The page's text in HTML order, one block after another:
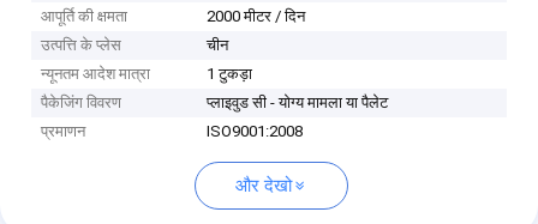
आपूर्ति की क्षमता
2000 मीटर / दिन
उत्पत्ति के प्लेस
चीन
न्यूनतम आदेश मात्रा
1 टुकड़ा
पैकेजिंग विवरण
प्लाइवुड सी - योग्य मामला या पैलेट
प्रमाणन
ISO9001:2008
और देखो